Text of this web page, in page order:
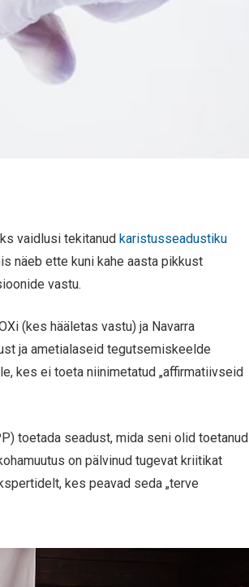
vaidlusi tekitanudkaristusseadustiku
näeb ette kuni kahe aasta pikkust
vastu.
(kes hääletas vastu) ja Navarra
ja ametialaseid tegutsemiskeelde
kes ei toeta niinimetatud „affirmatiivseid
toetada seadust, mida seni olid toetanud
on pälvinud tugevat kriitikat
kes peavad seda „terve